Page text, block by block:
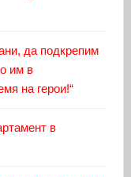
да подкрепим
им в
на герои!“
в